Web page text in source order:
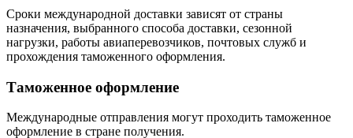
Сроки международной доставки зависят от страны
назначения, выбранного способа доставки, сезонной
нагрузки, работы авиаперевозчиков, почтовых служб и
прохождения таможенного оформления.
Таможенное оформление
Международные отправления могут проходить таможенное
оформление в стране получения.